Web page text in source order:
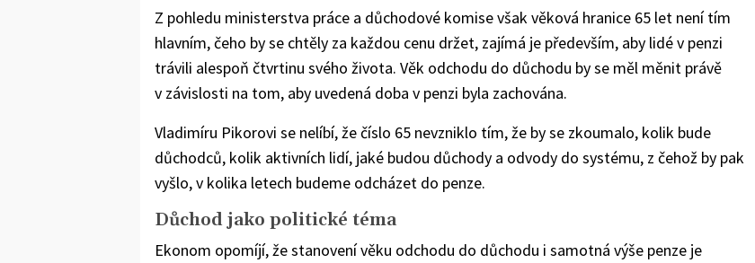
Z pohledu ministerstva práce a důchodové komise však věková hranice 65 let není tím
hlavním, čeho by se chtěly za každou cenu držet, zajímá je především, aby lidé v penzi
trávili alespoň čtvrtinu svého života. Věk odchodu do důchodu by se měl měnit právě
v závislosti na tom, aby uvedená doba v penzi byla zachována.
Vladimíru Pikorovi se nelíbí, že číslo 65 nevzniklo tím, že by se zkoumalo, kolik bude
důchodců, kolik aktivních lidí, jaké budou důchody a odvody do systému, z čehož by pak
vyšlo, v kolika letech budeme odcházet do penze.
Důchod jako politické téma
Ekonom opomíjí, že stanovení věku odchodu do důchodu i samotná výše penze je